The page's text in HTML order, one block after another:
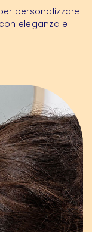
personalizzare
eleganza e